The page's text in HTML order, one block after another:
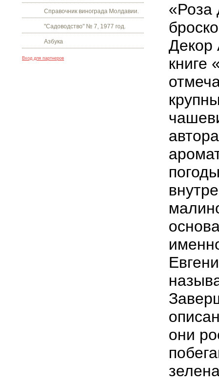
Справочник винограда Молдавии.
"Садоводство" № 7, 1977 год.
Азбука
Вход для партнеров
«Роза
Декор
книге
они